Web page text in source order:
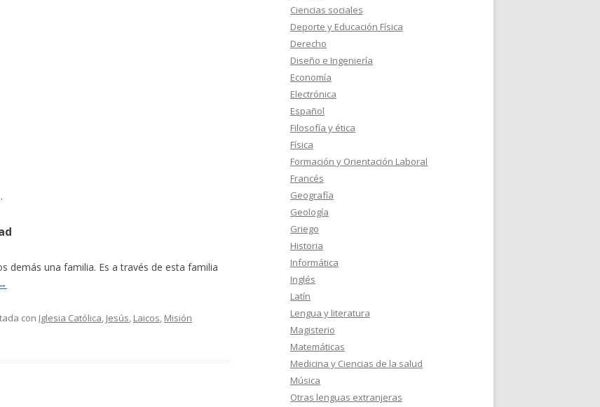
.
demás una familia. Es a través de esta familia
con Iglesia Católica, Jesús, Laicos, Misión
Ciencias sociales
Deporte y Educación Física
Derecho
Diseño e Ingeniería
Economía
Electrónica
Español
Filosofía y ética
Física
Formación y Orientación Laboral
Francés
Geografía
Geología
Griego
Historia
Informática
Inglés
Latín
Lengua y literatura
Magisterio
Matemáticas
Medicina y Ciencias de la salud
Música
Otras lenguas extranjeras